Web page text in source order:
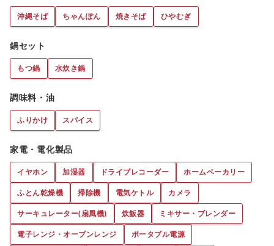
沖縄そば ちゃんぽん 焼きそば ひやむぎ
鍋セット
もつ鍋 水炊き鍋
調味料・油
ふりかけ スパイス
家電・電化製品
イヤホン 加湿器 ドライブレコーダー
ホームベーカリー
ふとん乾燥機
掃除機 電気ケトル
カメラ
サーキュレーター(扇風機)
炊飯器
ミキサー・ブレンダー
電子レンジ・オーブンレンジ
ポータブル電源